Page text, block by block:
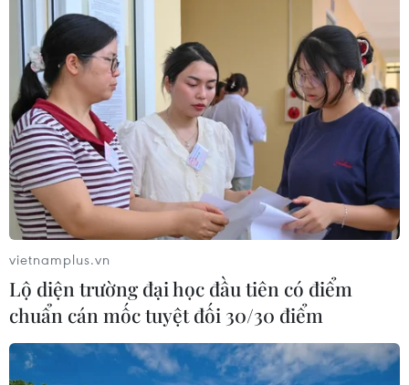
vietnamplus.vn
Lộ diện trường đại học đầu tiên có điểm
chuẩn cán mốc tuyệt đối 30/30 điểm